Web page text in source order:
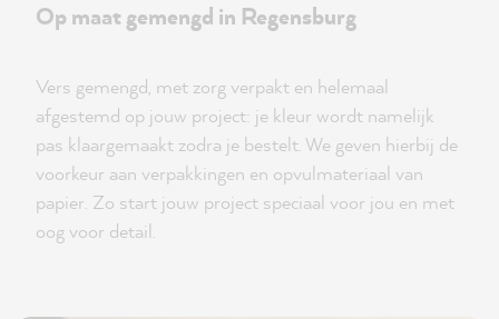
Op maat gemengd in Regensburg
Vers gemengd, met zorg verpakt en helemaal
afgestemd op jouw project: je kleur wordt namelijk
pas klaargemaakt zodra je bestelt. We geven hierbij de
voorkeur aan verpakkingen en opvulmateriaal van
papier. Zo start jouw project speciaal voor jou en met
oog voor detail.